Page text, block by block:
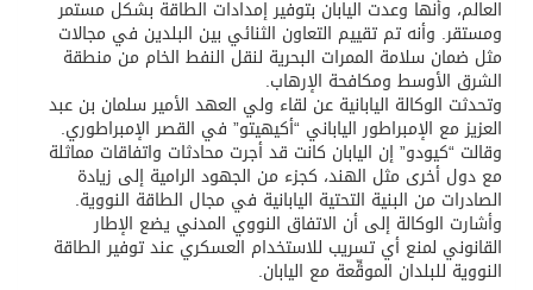
العالم، وأنها وعدت اليابان بتوفير إمدادات الطاقة بشكل مستمر
ومستقر. وأنه تم تقييم التعاون الثنائي بين البلدين في مجالات
مثل ضمان سلامة الممرات البحرية لنقل النفط الخام من منطقة
الشرق الأوسط ومكافحة الإرهاب.
وتحدثت الوكالة اليابانية عن لقاء ولي العهد الأمير سلمان بن عبد
العزيز مع الإمبراطور الياباني “أكيهيتو” في القصر الإمبراطوري.
وقالت “كيودو” إن اليابان كانت قد أجرت محادثات واتفاقات مماثلة
مع دول أخرى مثل الهند، كجزء من الجهود الرامية إلى زيادة
الصادرات من البنية التحتية اليابانية في مجال الطاقة النووية.
وأشارت الوكالة إلى أن الاتفاق النووي المدني يضع الإطار
القانوني لمنع أي تسريب للاستخدام العسكري عند توفير الطاقة
النووية للبلدان الموقِّعة مع اليابان.